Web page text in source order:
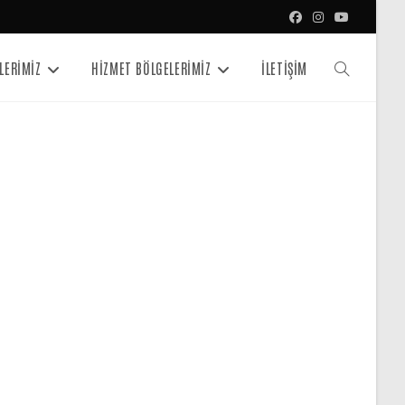
HİZMET BÖLGELERİMİZ İLETİŞİM Toggle